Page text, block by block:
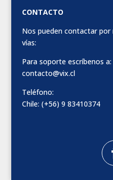
CONTACTO
Nos pueden contactar
vías:
Para soporte escríbenos a:
contacto@vix.cl
Teléfono:
Chile: (+56) 9 83410374